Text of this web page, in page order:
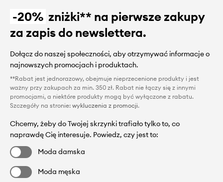
-20% zniżki** na pierwsze zakupy
za zapis do newslettera.
Dołącz do naszej społeczności, aby otrzymywać informacje o
najnowszych promocjach i produktach.
**Rabat jest jednorazowy, obejmuje nieprzecenione produkty i jest
ważny przy zakupach za min. 350 zł. Rabat nie łączy się z innymi
promocjami, a niektóre produkty mogą być wyłączone z rabatu.
Szczegóły na stronie: wykluczenia z promocji.
Chcemy, żeby do Twojej skrzynki trafiało tylko to, co
naprawdę Cię interesuje. Powiedz, czy jest to:
Moda damska
Moda męska